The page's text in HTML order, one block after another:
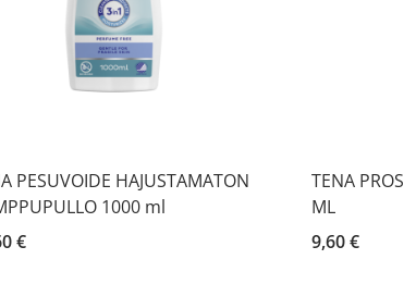
PESUVOIDE HAJUSTAMATON
1000 ml
€
TENA
ML
9,60 €